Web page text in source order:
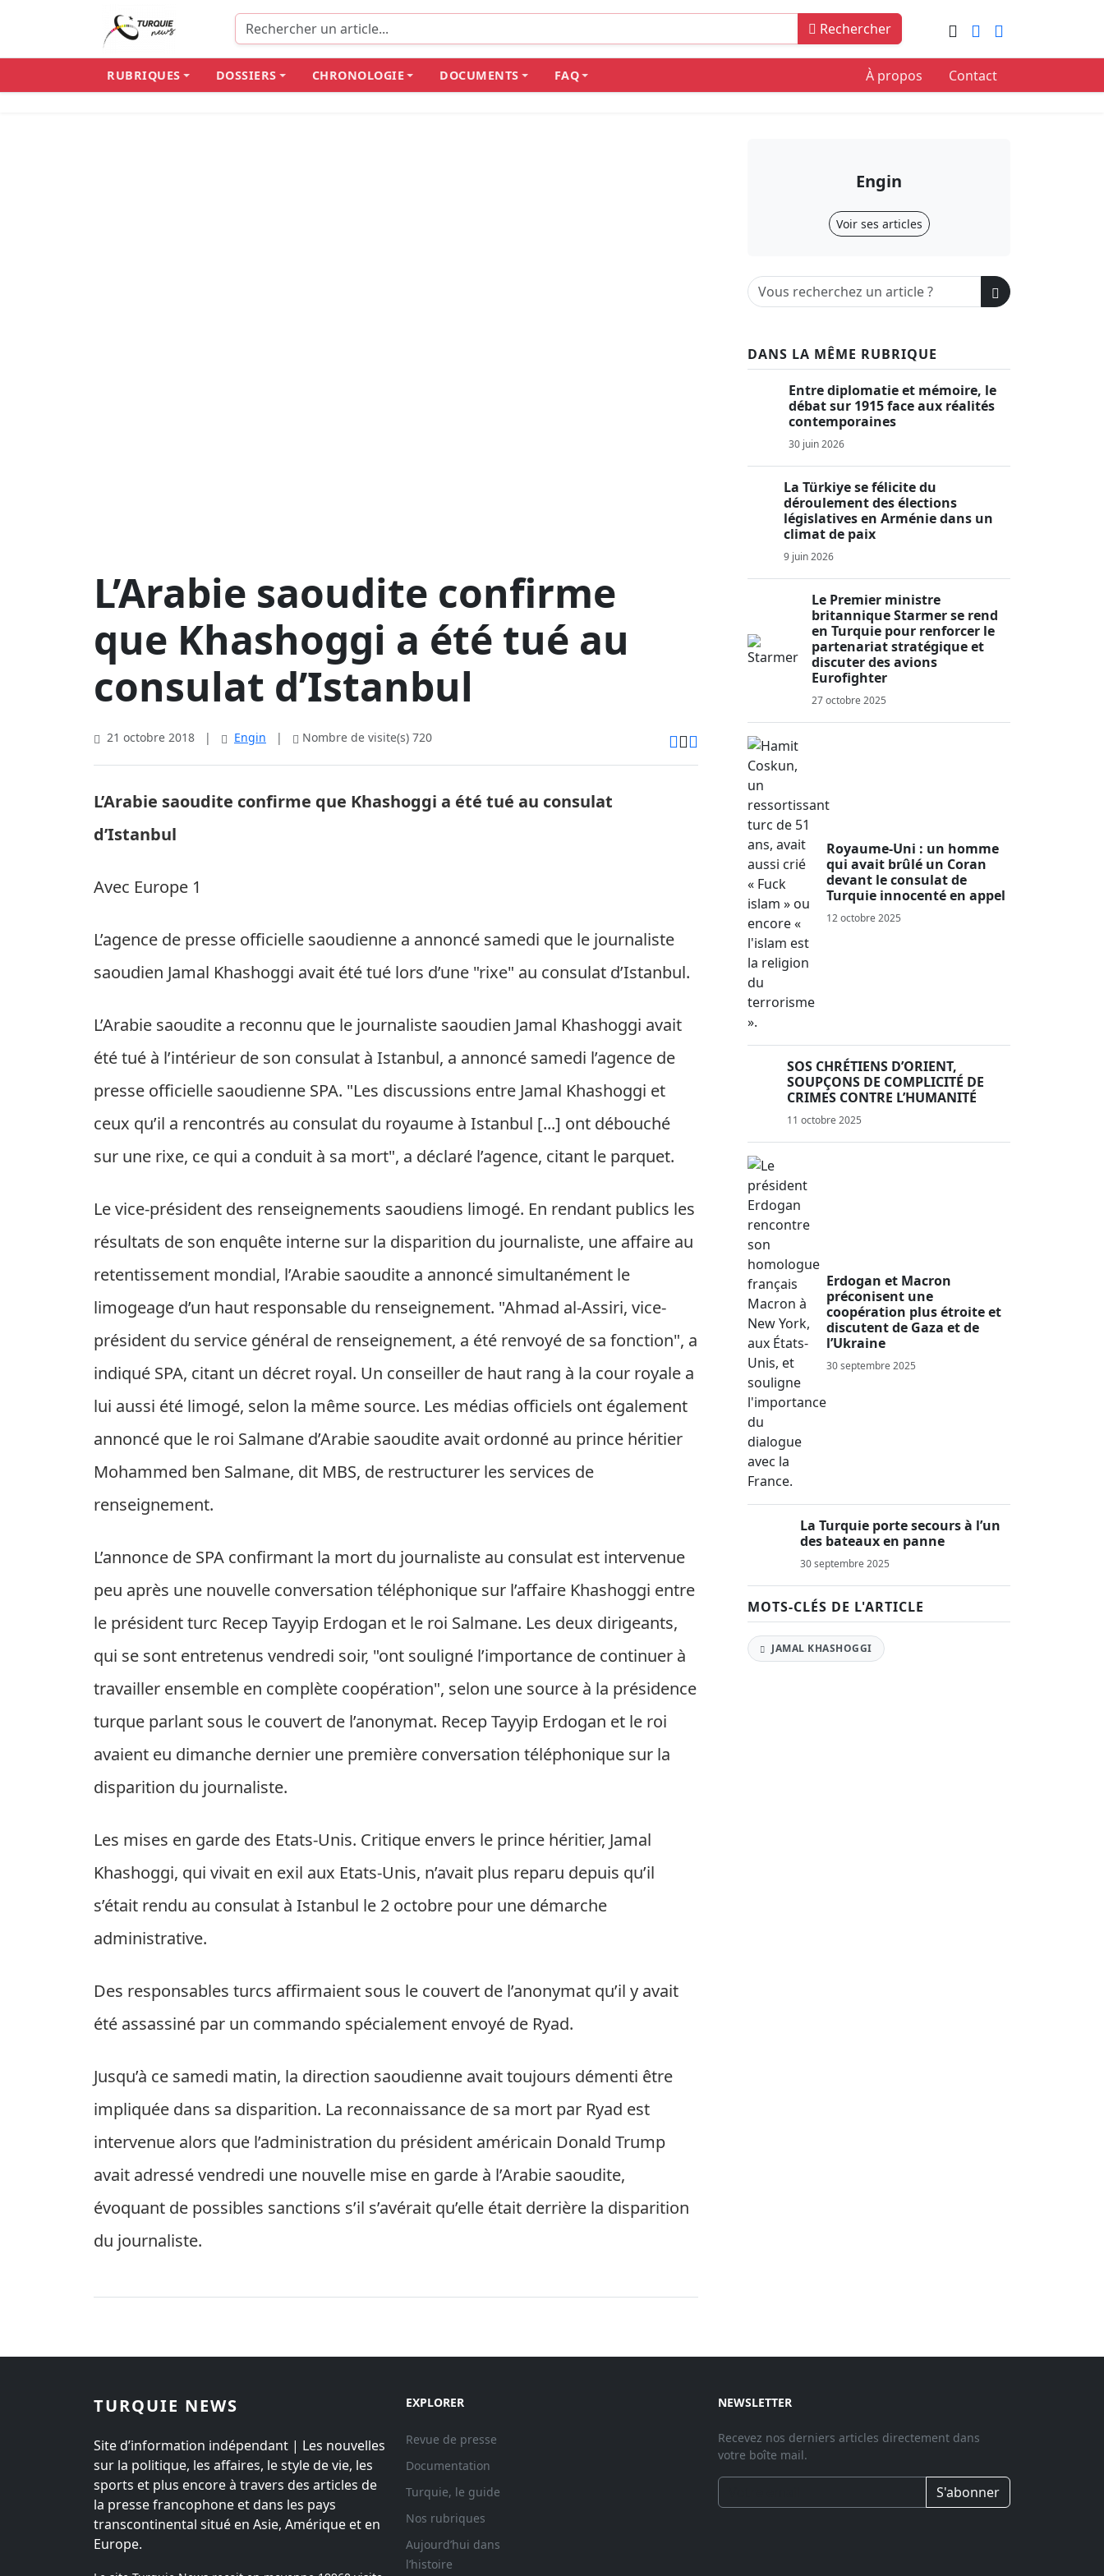
Rechercher
RUBRIQUES DOSSIERS CHRONOLOGIE DOCUMENTS FAQ À propos Contact
L’Arabie saoudite confirme
que Khashoggi a été tué au
consulat d’Istanbul
21 octobre 2018 | Engin | Nombre de visite(s) 720
L’Arabie saoudite confirme que Khashoggi a été tué au consulat
d’Istanbul
Avec Europe 1
L’agence de presse officielle saoudienne a annoncé samedi que le journaliste
saoudien Jamal Khashoggi avait été tué lors d’une "rixe" au consulat d’Istanbul.
L’Arabie saoudite a reconnu que le journaliste saoudien Jamal Khashoggi avait
été tué à l’intérieur de son consulat à Istanbul, a annoncé samedi l’agence de
presse officielle saoudienne SPA. "Les discussions entre Jamal Khashoggi et
ceux qu’il a rencontrés au consulat du royaume à Istanbul [...] ont débouché
sur une rixe, ce qui a conduit à sa mort", a déclaré l’agence, citant le parquet.
Le vice-président des renseignements saoudiens limogé. En rendant publics les
résultats de son enquête interne sur la disparition du journaliste, une affaire au
retentissement mondial, l’Arabie saoudite a annoncé simultanément le
limogeage d’un haut responsable du renseignement. "Ahmad al-Assiri, vice-
président du service général de renseignement, a été renvoyé de sa fonction", a
indiqué SPA, citant un décret royal. Un conseiller de haut rang à la cour royale a
lui aussi été limogé, selon la même source. Les médias officiels ont également
annoncé que le roi Salmane d’Arabie saoudite avait ordonné au prince héritier
Mohammed ben Salmane, dit MBS, de restructurer les services de
renseignement.
L’annonce de SPA confirmant la mort du journaliste au consulat est intervenue
peu après une nouvelle conversation téléphonique sur l’affaire Khashoggi entre
le président turc Recep Tayyip Erdogan et le roi Salmane. Les deux dirigeants,
qui se sont entretenus vendredi soir, "ont souligné l’importance de continuer à
travailler ensemble en complète coopération", selon une source à la présidence
turque parlant sous le couvert de l’anonymat. Recep Tayyip Erdogan et le roi
avaient eu dimanche dernier une première conversation téléphonique sur la
disparition du journaliste.
Les mises en garde des Etats-Unis. Critique envers le prince héritier, Jamal
Khashoggi, qui vivait en exil aux Etats-Unis, n’avait plus reparu depuis qu’il
s’était rendu au consulat à Istanbul le 2 octobre pour une démarche
administrative.
Des responsables turcs affirmaient sous le couvert de l’anonymat qu’il y avait
été assassiné par un commando spécialement envoyé de Ryad.
Jusqu’à ce samedi matin, la direction saoudienne avait toujours démenti être
impliquée dans sa disparition. La reconnaissance de sa mort par Ryad est
intervenue alors que l’administration du président américain Donald Trump
avait adressé vendredi une nouvelle mise en garde à l’Arabie saoudite,
évoquant de possibles sanctions s’il s’avérait qu’elle était derrière la disparition
du journaliste.
Engin
Voir ses articles
DANS LA MÊME RUBRIQUE
Entre diplomatie et mémoire, le
débat sur 1915 face aux réalités
contemporaines
30 juin 2026
La Türkiye se félicite du
déroulement des élections
législatives en Arménie dans un
climat de paix
9 juin 2026
Le Premier ministre
britannique Starmer se rend
en Turquie pour renforcer le
partenariat stratégique et
discuter des avions
Eurofighter
27 octobre 2025
Royaume-Uni : un homme
qui avait brûlé un Coran
devant le consulat de
Turquie innocenté en appel
12 octobre 2025
SOS CHRÉTIENS D’ORIENT,
SOUPÇONS DE COMPLICITÉ DE
CRIMES CONTRE L’HUMANITÉ
11 octobre 2025
Erdogan et Macron
préconisent une
coopération plus étroite et
discutent de Gaza et de
l’Ukraine
30 septembre 2025
La Turquie porte secours à l’un
des bateaux en panne
30 septembre 2025
MOTS-CLÉS DE L'ARTICLE
JAMAL KHASHOGGI
TURQUIE NEWS
Site d’information indépendant | Les nouvelles
sur la politique, les affaires, le style de vie, les
sports et plus encore à travers des articles de
la presse francophone et dans les pays
transcontinental situé en Asie, Amérique et en
Europe.
EXPLORER
Revue de presse
Documentation
Turquie, le guide
Nos rubriques
Aujourd’hui dans
l’histoire
NEWSLETTER
Recevez nos derniers articles directement dans
votre boîte mail.
S'abonner